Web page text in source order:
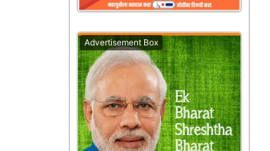
Advertisement Box